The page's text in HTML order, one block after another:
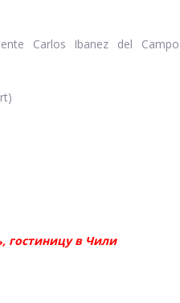
Carlos Ibanez del Campo
гостиницу в Чили